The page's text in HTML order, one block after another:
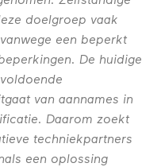
doelgroep vaak
een beperkt
De huidige
van aannames in
Daarom zoekt
techniekpartners
een oplossing